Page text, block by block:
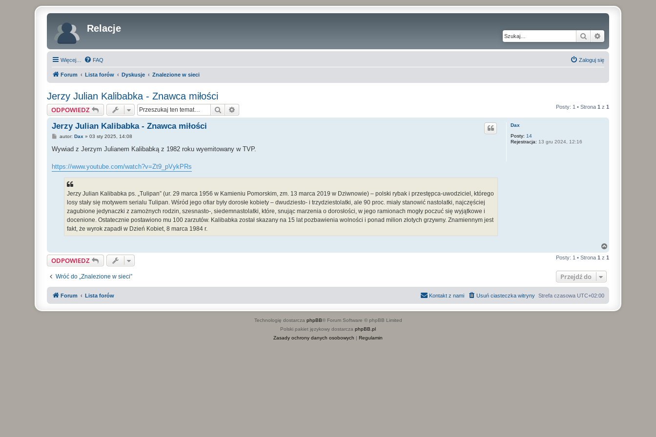
Relacje
Szukaj
Więcej… FAQ Zaloguj się
Forum Lista forów Dyskusje Znalezione w sieci
Jerzy Julian Kalibabka - Znawca miłości
ODPOWIEDZ Szukaj Posty: 1 • Strona 1 z 1
Dax
Posty: 14
Rejestracja: 13 gru 2024, 12:16
Jerzy Julian Kalibabka - Znawca miłości
P
s
t
autor: Dax » 03 sty 2025, 14:08
Wywiad z Jerzym Julianem Kalibabką z 1982 roku wyemitowany w TVP.
https://www.youtube.com/watch?v=Zt9_pVykPRs
Jerzy Julian Kalibabka ps. „Tulipan” (ur. 29 marca 1956 w Kamieniu Pomorskim, zm. 13 marca 2019 w Dziwnowie) – polski rybak i przestępca-uwodziciel, którego
losy stały się motywem serialu Tulipan. Wśród jego ofiar były dorosłe kobiety – dwudziesto- i trzydziestolatki, ale 90 proc. miały stanowić nastolatki, najczęściej
zagubione jedynaczki z zamożnych rodzin, szesnasto-, siedemnastolatki, które, snując marzenia o dorosłości, w jego ramionach mogły poczuć się wyjątkowe i
docenione. Ostatecznie postawiono mu 100 zarzutów. Kalibabka został skazany na 15 lat pozbawienia wolności i ponad milion złotych grzywny. Znamiennym jest
fakt, że wyrok zapadł w Dzień Kobiet, 8 marca 1984 r.
g
ODPOWIEDZ Posty: 1 • Strona 1 z 1
Wróć do „Znalezione w sieci” Przejdź do
Forum Lista forów Strefa czasowa UTC+02:00
Usuń ciasteczka witryny
Kontakt z nami
Technologię dostarcza phpBB® Forum Software © phpBB Limited
Polski pakiet językowy dostarcza phpBB.pl
Zasady ochrony danych osobowych | Regulamin